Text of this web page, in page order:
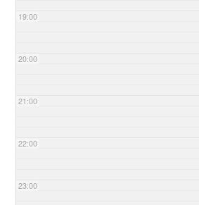
19:00
20:00
21:00
22:00
23:00